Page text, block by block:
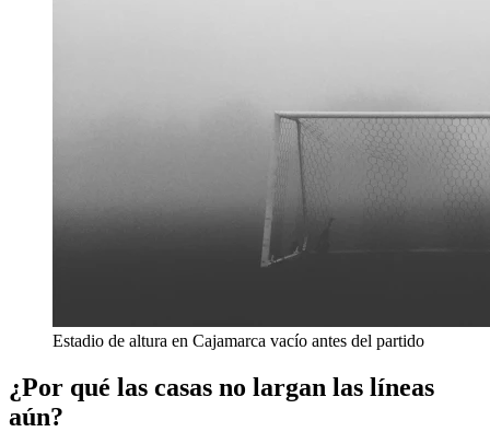
Estadio de altura en Cajamarca vacío antes del partido
¿Por qué las casas no largan las líneas
aún?